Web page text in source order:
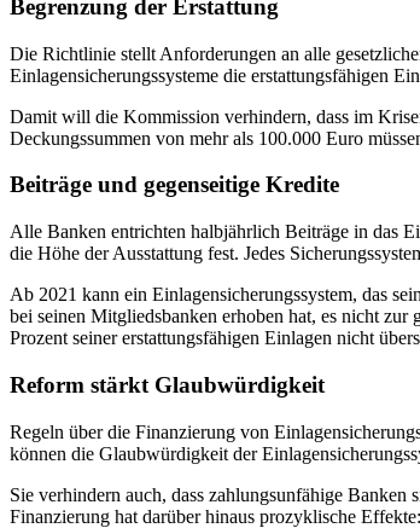
Begrenzung der Erstattung
Die Richtlinie stellt Anforderungen an alle
Einlagensicherungssysteme die erstattungsfähigen
Damit will die Kommission verhindern, dass im
Deckungssummen von mehr als 100.000 Euro
Beiträge und gegenseitige Kredite
Alle Banken entrichten halbjährlich Beiträge in das
die Höhe der Ausstattung fest. Jedes
Ab 2021 kann ein Einlagensicherungssystem, das
bei seinen Mitgliedsbanken erhoben hat, es nicht
Prozent seiner erstattungsfähigen Einlagen nicht
Reform stärkt Glaubwürdigkeit
Regeln über die Finanzierung von
können die Glaubwürdigkeit der
Sie verhindern auch, dass zahlungsunfähige
Finanzierung hat darüber hinaus prozyklische